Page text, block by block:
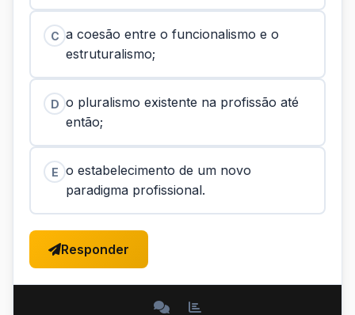
C a coesão entre o funcionalismo e o
estruturalismo;
D o pluralismo existente na profissão até
então;
E o estabelecimento de um novo
paradigma profissional.
Responder